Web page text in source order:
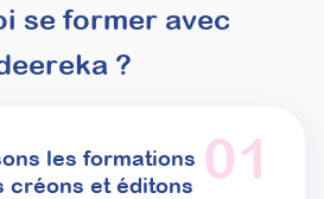
se former avec
?
01
les formations
créons et éditons